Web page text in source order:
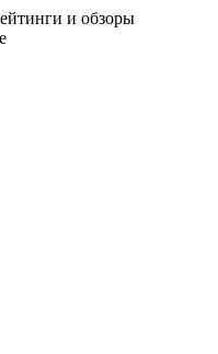
и обзоры